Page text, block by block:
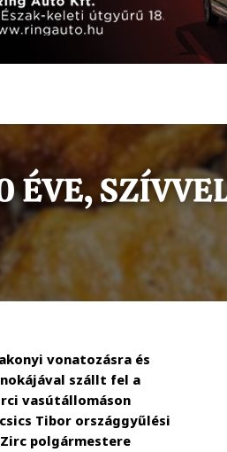
vonatozásra és
szállt fel a
vasútállomáson
Tibor országgyűlési
polgármestere